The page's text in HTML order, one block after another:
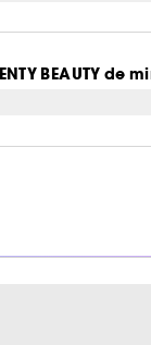
BEAUTY de